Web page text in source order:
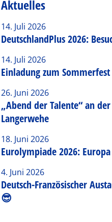
Aktuelles
14. Juli 2026
DeutschlandPlus 2026:
14. Juli 2026
Einladung zum
26. Juni 2026
„Abend der Talente“ an
Langerwehe
18. Juni 2026
Eurolympiade 2026:
4. Juni 2026
Deutsch-Französischer
😎